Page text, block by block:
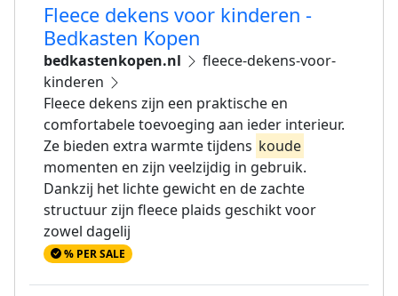
Fleece dekens voor kinderen -
Bedkasten Kopen
bedkastenkopen.nl
fleece-dekens-voor-
kinderen
Fleece dekens zijn een praktische en
comfortabele toevoeging aan ieder interieur.
Ze bieden extra warmte tijdens koude
momenten en zijn veelzijdig in gebruik.
Dankzij het lichte gewicht en de zachte
structuur zijn fleece plaids geschikt voor
zowel dagelij
% PER SALE